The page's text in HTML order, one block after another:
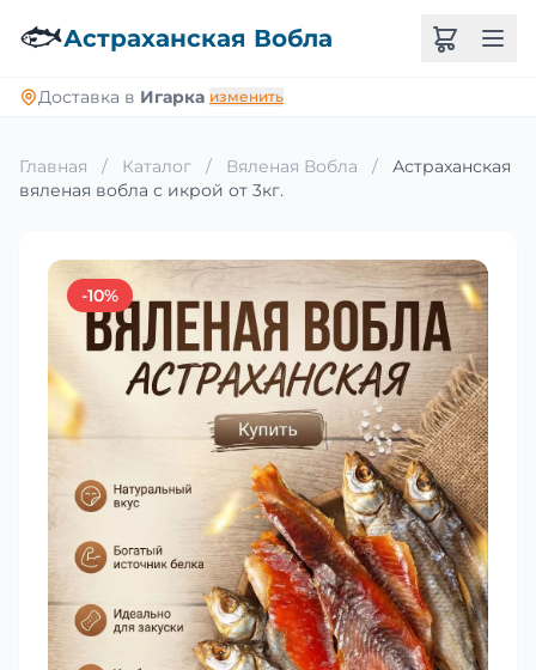
🐟Астраханская Вобла
Доставка в Игарка изменить
Главная / Каталог / Вяленая Вобла /
Астраханская
вяленая вобла с икрой от 3кг.
-10%